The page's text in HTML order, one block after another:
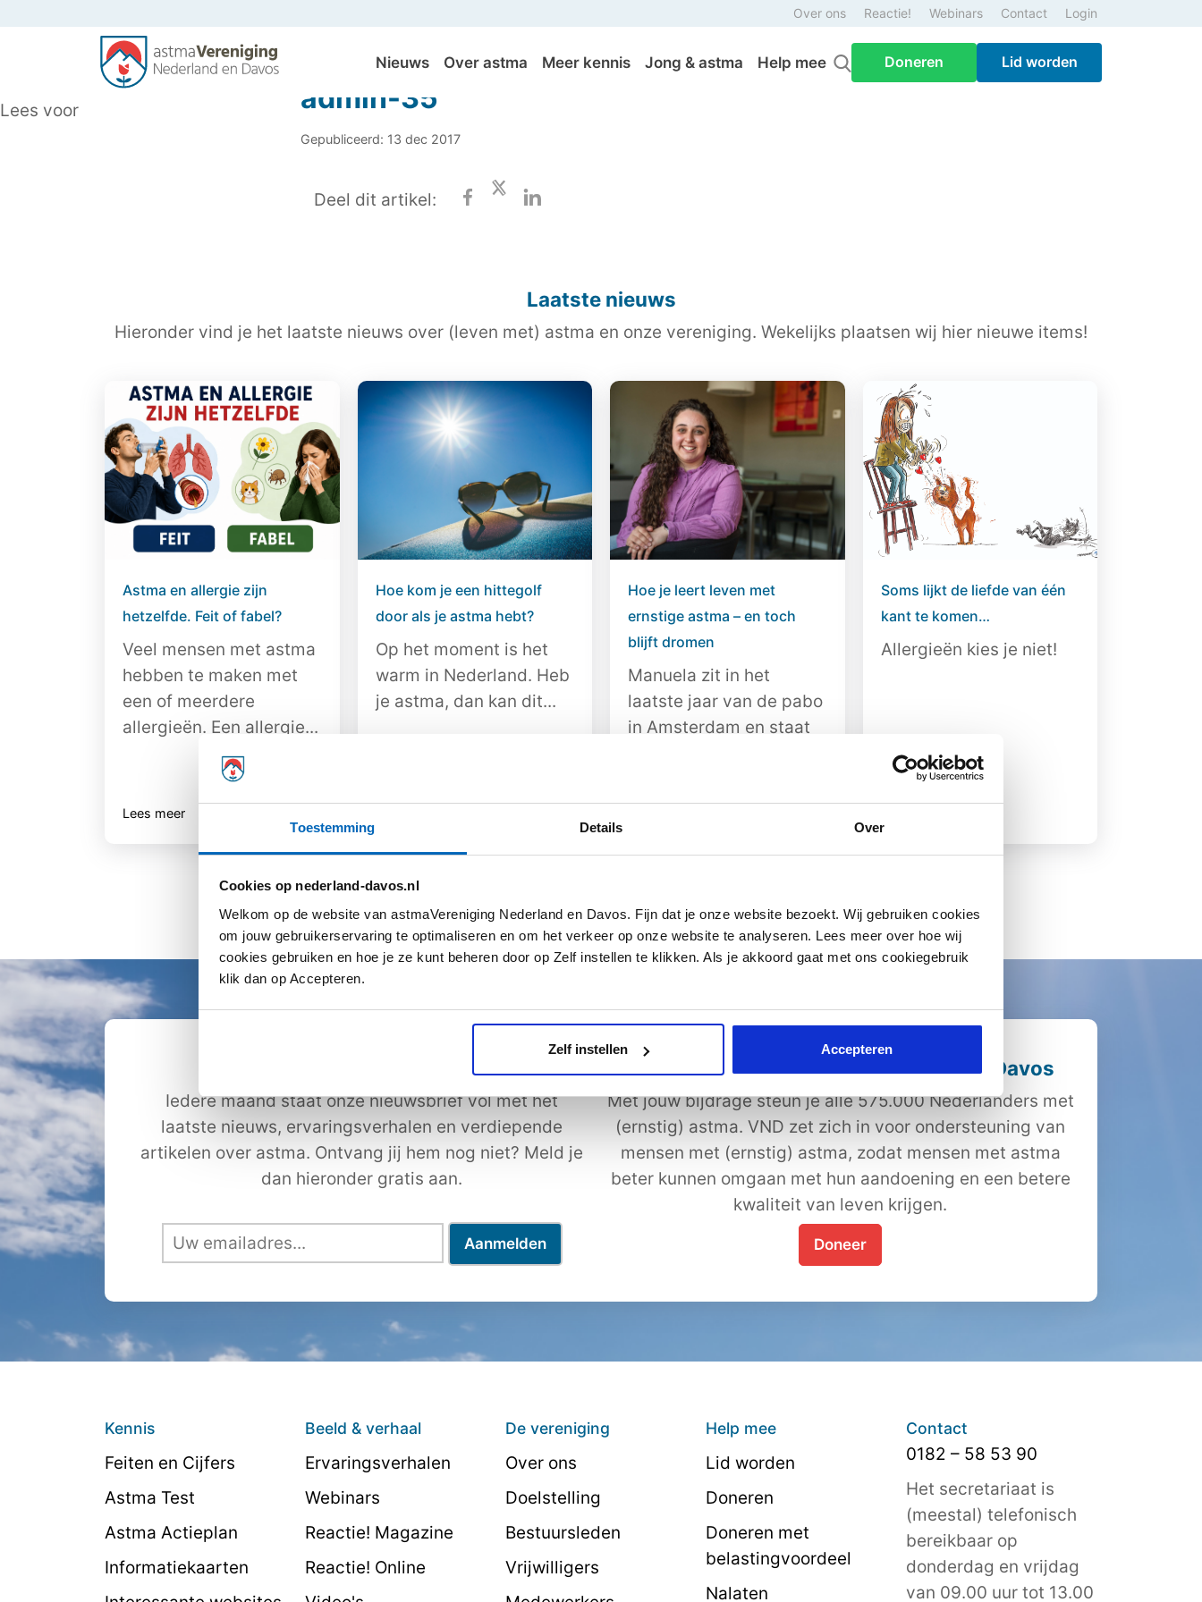
Toestemming Details Over
Cookies op nederland-davos.nl
Welkom op de website van astmaVereniging Nederland en Davos. Fijn dat je onze website bezoekt. Wij gebruiken cookies
om jouw gebruikerservaring te optimaliseren en om het verkeer op onze website te analyseren. Lees meer over hoe wij
cookies gebruiken en hoe je ze kunt beheren door op Zelf instellen te klikken. Als je akkoord gaat met ons cookiegebruik
klik dan op Accepteren.
Zelf instellen Accepteren
Over ons Reactie! Webinars Contact Login
Nieuws Over astma Meer kennis Jong & astma Help mee Doneren Lid worden
Lees voor admin-35
Gepubliceerd: 13 dec 2017
Deel dit artikel:
Laatste nieuws
Hieronder vind je het laatste nieuws over (leven met) astma en onze vereniging. Wekelijks plaatsen wij hier nieuwe items!
Astma en allergie zijn
hetzelfde. Feit of fabel?
Veel mensen met astma
hebben te maken met
een of meerdere
allergieën. Een allergie...
Lees meer
Hoe kom je een hittegolf
door als je astma hebt?
Op het moment is het
warm in Nederland. Heb
je astma, dan kan dit...
Hoe je leert leven met
ernstige astma – en toch
blijft dromen
Manuela zit in het
laatste jaar van de pabo
in Amsterdam en staat
Soms lijkt de liefde van één
kant te komen…
Allergieën kies je niet!
Ontvang de nieuwsbrief
Iedere maand staat onze nieuwsbrief vol met het
laatste nieuws, ervaringsverhalen en verdiepende
artikelen over astma. Ontvang jij hem nog niet? Meld je
dan hieronder gratis aan.
Steun astmaVereniging Nederland en Davos
Met jouw bijdrage steun je alle 575.000 Nederlanders met
(ernstig) astma. VND zet zich in voor ondersteuning van
mensen met (ernstig) astma, zodat mensen met astma
beter kunnen omgaan met hun aandoening en een betere
kwaliteit van leven krijgen.
Doneer
Kennis
Feiten en Cijfers
Astma Test
Astma Actieplan
Informatiekaarten
Beeld & verhaal
Ervaringsverhalen
Webinars
Reactie! Magazine
Reactie! Online
De vereniging
Over ons
Doelstelling
Bestuursleden
Vrijwilligers
Help mee
Lid worden
Doneren
Doneren met
belastingvoordeel
Nalaten
Contact
0182 – 58 53 90
Het secretariaat is
(meestal) telefonisch
bereikbaar op
donderdag en vrijdag
van 09.00 uur tot 13.00